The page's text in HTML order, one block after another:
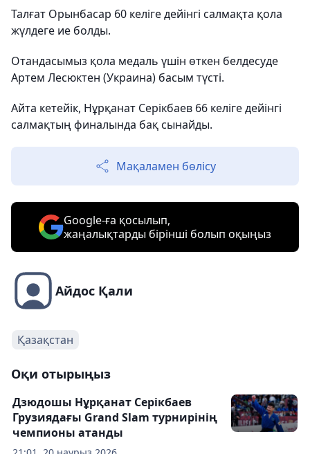
Талғат Орынбасар 60 келіге дейінгі салмақта қола
жүлдеге ие болды.
Отандасымыз қола медаль үшін өткен белдесуде
Артем Лесюктен (Украина) басым түсті.
Айта кетейік, Нұрқанат Серікбаев 66 келіге дейінгі
салмақтың финалында бақ сынайды.
Мақаламен бөлісу
Google-ға қосылып,
жаңалықтарды бірінші болып оқыңыз
Айдос Қали
Қазақстан
Оқи отырыңыз
Дзюдошы Нұрқанат Серікбаев
Грузиядағы Grand Slam турнирінің
чемпионы атанды